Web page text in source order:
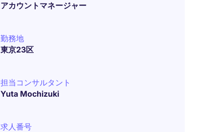
アカウントマネージャー
勤務地
東京23区
担当コンサルタント
Yuta Mochizuki
求人番号